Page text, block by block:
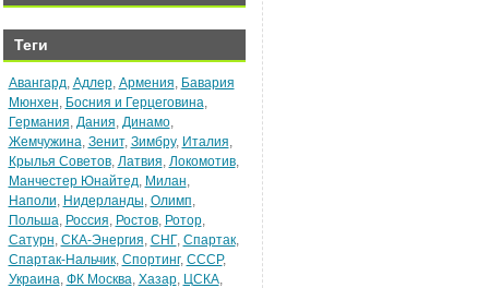
Теги
Авангард, Адлер, Армения, Бавария
Мюнхен, Босния и Герцеговина,
Германия, Дания, Динамо,
Жемчужина, Зенит, Зимбру, Италия,
Крылья Советов, Латвия, Локомотив,
Манчестер Юнайтед, Милан,
Наполи, Нидерланды, Олимп,
Польша, Россия, Ростов, Ротор,
Сатурн, СКА-Энергия, СНГ, Спартак,
Спартак-Нальчик, Спортинг, СССР,
Украина, ФК Москва, Хазар, ЦСКА,